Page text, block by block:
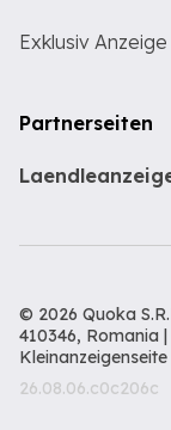
Exklusiv Anzeige
Partnerseiten
© 2026 Quoka
410346, Romania
Kleinanzeigenseite
26.08.06.c0c206c